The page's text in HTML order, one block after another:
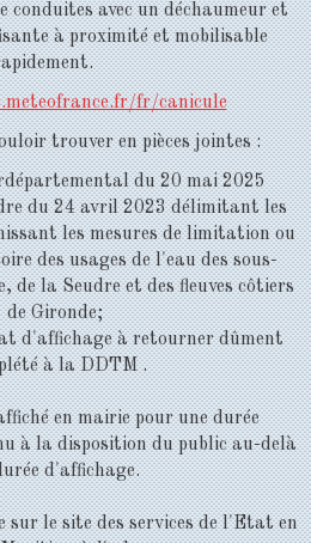
conduites avec un déchaumeur et
à proximité et mobilisable
fr/canicule
trouver en pièces jointes :
du 20 mai 2025
du 24 avril 2023 délimitant les
les mesures de limitation ou
des usages de l'eau des sous-
de la Seudre et des fleuves côtiers
de Gironde;
d'affichage à retourner dûment
à la DDTM .
en mairie pour une durée
à la disposition du public au-delà
d'affichage.
sur le site des services de l'Etat en